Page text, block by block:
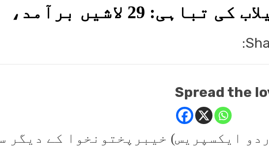
کی تباہی: 29 لاشیں برآمد،
Spread the
ایکسپریس) خیبرپختونخوا کے دیگر